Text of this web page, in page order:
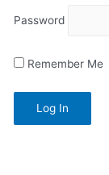
Password
Remember Me